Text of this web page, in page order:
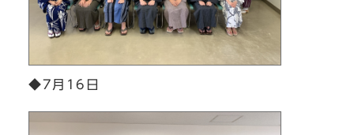
◆7月16日